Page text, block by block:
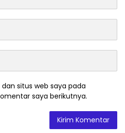
situs web saya pada
saya berikutnya.